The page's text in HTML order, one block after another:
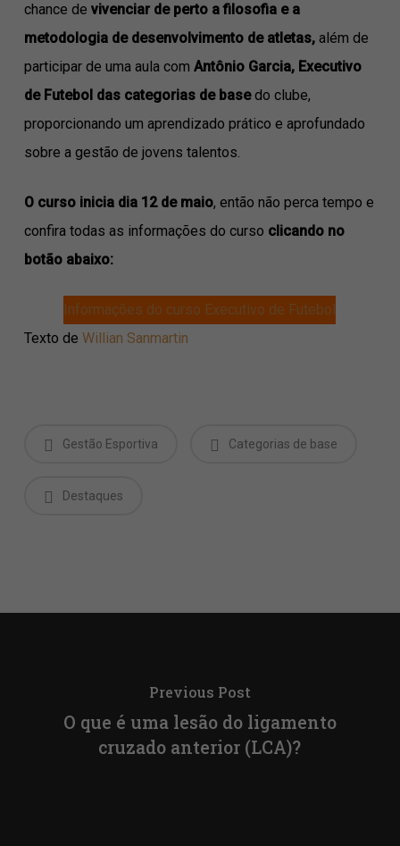
chance de vivenciar de perto a filosofia e a
metodologia de desenvolvimento de atletas,além de
participar de uma aula com Antônio Garcia, Executivo
de Futebol das categorias de basedo clube,
proporcionando um aprendizado prático e aprofundado
sobre a gestão de jovens talentos.
O curso inicia dia 12 de maio, então não perca tempo e
confira todas as informações do curso clicando no
botão abaixo:
Informações do curso Executivo de Futebol
Texto de Willian Sanmartin
Gestão Esportiva Categorias de base
Destaques
Previous Post
O que é uma lesão do ligamento
cruzado anterior (LCA)?